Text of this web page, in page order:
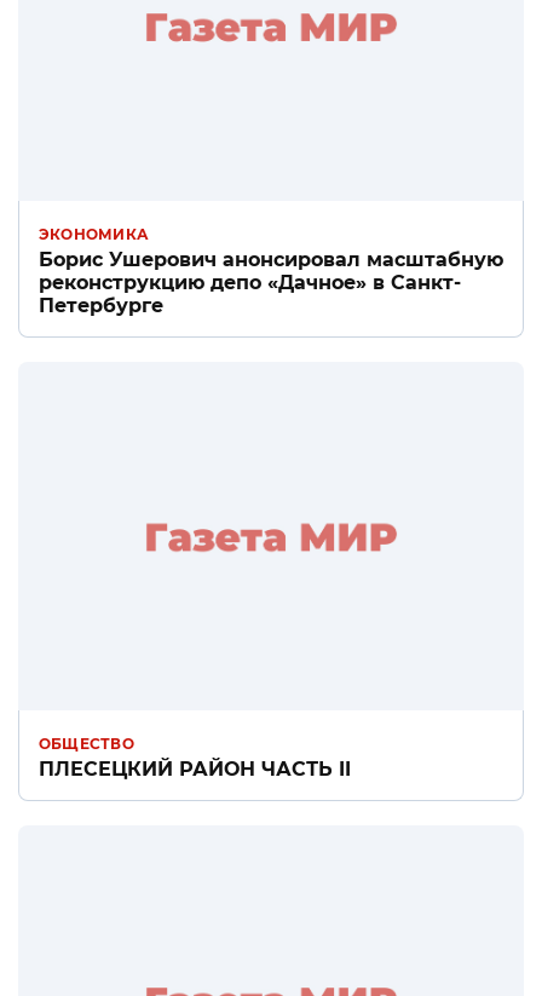
ЭКОНОМИКА
Борис Ушерович анонсировал масштабную
реконструкцию депо «Дачное» в Санкт-
Петербурге
ОБЩЕСТВО
ПЛЕСЕЦКИЙ РАЙОН ЧАСТЬ II